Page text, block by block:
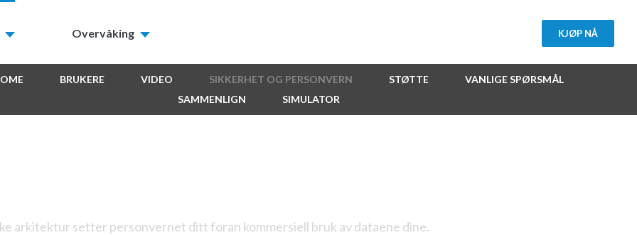
Overvåking KJØP NÅ
BRUKERE VIDEO SIKKERHET OG PERSONVERN STØTTE
VANLIGE SPØRSMÅL
SAMMENLIGN
SIMULATOR
arkitektur setter personvernet ditt foran kommersiell bruk av dataene dine.